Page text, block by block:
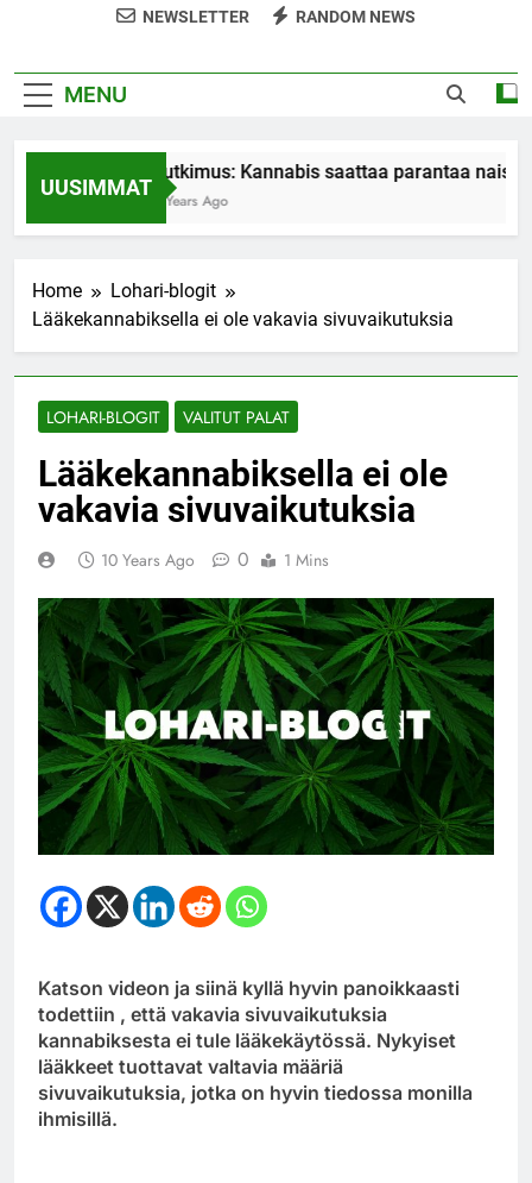
NEWSLETTER RANDOM NEWS
MENU
UUSIMMAT
Tutkimus: Kannabis saattaa parantaa
7 Years Ago
Home
Lohari-blogit
Lääkekannabiksella ei ole vakavia sivuvaikutuksia
LOHARI-BLOGIT VALITUT PALAT
Lääkekannabiksella ei ole
vakavia sivuvaikutuksia
10 Years Ago 0 1 Mins
Katson videon ja siinä kyllä hyvin panoikkaasti
todettiin , että vakavia sivuvaikutuksia
kannabiksesta ei tule lääkekäytössä. Nykyiset
lääkkeet tuottavat valtavia määriä
sivuvaikutuksia, jotka on hyvin tiedossa monilla
ihmisillä.